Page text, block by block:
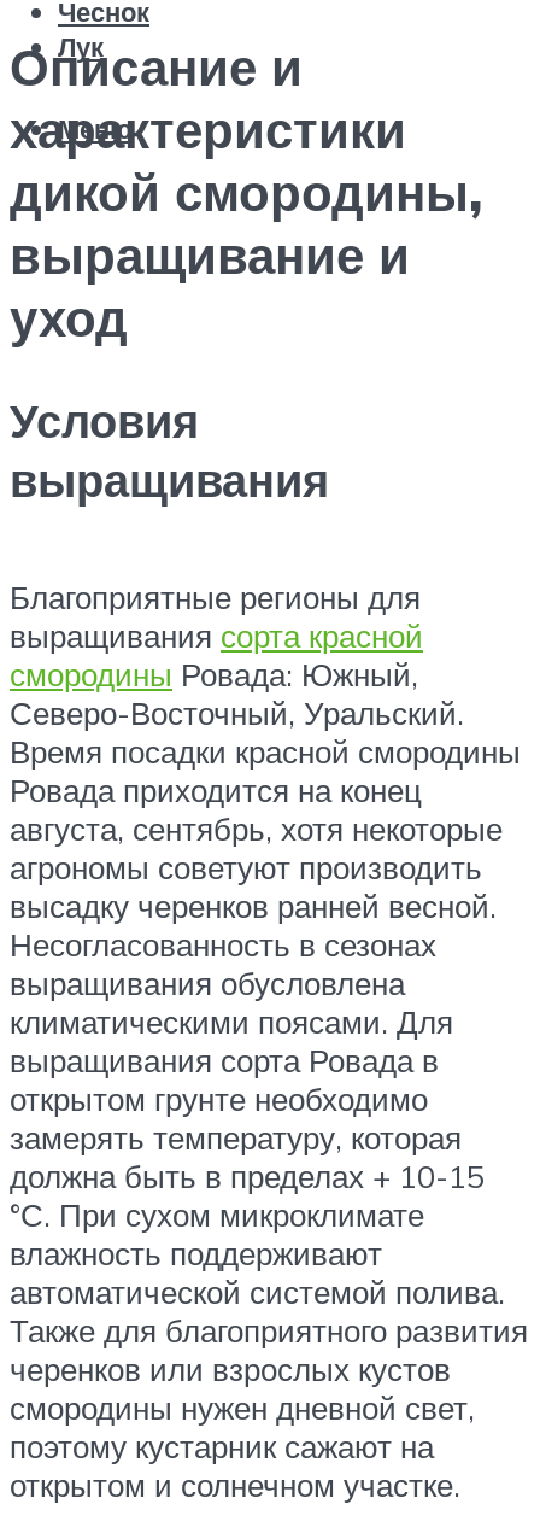
Чеснок
Лук
Меню
Описание и
характеристики
дикой смородины,
выращивание и
уход
Условия
выращивания
Благоприятные регионы для
выращивания сорта красной
смородины Ровада: Южный,
Северо-Восточный, Уральский.
Время посадки красной смородины
Ровада приходится на конец
августа, сентябрь, хотя некоторые
агрономы советуют производить
высадку черенков ранней весной.
Несогласованность в сезонах
выращивания обусловлена
климатическими поясами. Для
выращивания сорта Ровада в
открытом грунте необходимо
замерять температуру, которая
должна быть в пределах + 10-15
°С. При сухом микроклимате
влажность поддерживают
автоматической системой полива.
Также для благоприятного развития
черенков или взрослых кустов
смородины нужен дневной свет,
поэтому кустарник сажают на
открытом и солнечном участке.